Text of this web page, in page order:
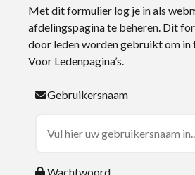
Met dit formulier log je in als
afdelingspagina te beheren. Dit
door leden worden gebruikt om in
Voor Ledenpagina’s.
Gebruikersnaam
Wachtwoord